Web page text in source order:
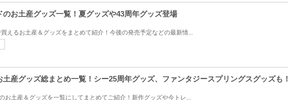
のお土産グッズ一覧！夏グッズや43周年グッズ登場
えるお土産＆グッズをまとめて紹介！今後の発売予定などの最新情...
土産グッズ総まとめ一覧！シー25周年グッズ、ファンタジースプリングスグッズも！
お土産＆グッズを一覧にしてまとめてご紹介！新作グッズや今トレ...